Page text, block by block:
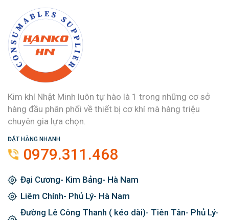
Kim khí Nhật Minh luôn tự hào là 1 trong những cơ sở
hàng đầu phân phối về thiết bị cơ khí mà hàng triệu
chuyên gia lựa chọn.
ĐẶT HÀNG NHANH
0979.311.468
Đại Cương- Kim Bảng- Hà Nam
Liêm Chính- Phủ Lý- Hà Nam
Đường Lê Công Thanh ( kéo dài)- Tiên Tân- Phủ Lý-